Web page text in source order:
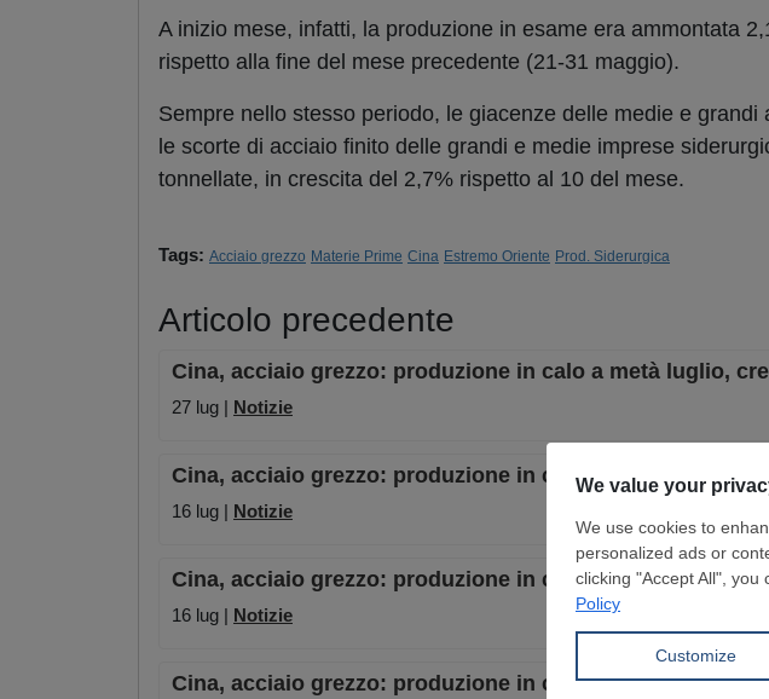
A inizio mese, infatti, la produzione in esame era ammontata
rispetto alla fine del mese precedente (21-31 maggio).
Sempre nello stesso periodo, le giacenze delle medie e
le scorte di acciaio finito delle grandi e medie imprese
tonnellate, in crescita del 2,7% rispetto al 10 del mese.
Tags: Acciaio grezzo Materie Prime Cina Estremo Oriente Prod. Siderurgica
Articolo precedente
Cina, acciaio grezzo: produzione in calo a metà luglio,
27 lug | Notizie
Cina, acciaio grezzo: produzione in calo a inizio luglio,
16 lug | Notizie
Cina, acciaio grezzo: produzione in calo nel primo
16 lug | Notizie
Cina, acciaio grezzo: produzione in calo a fine giugno